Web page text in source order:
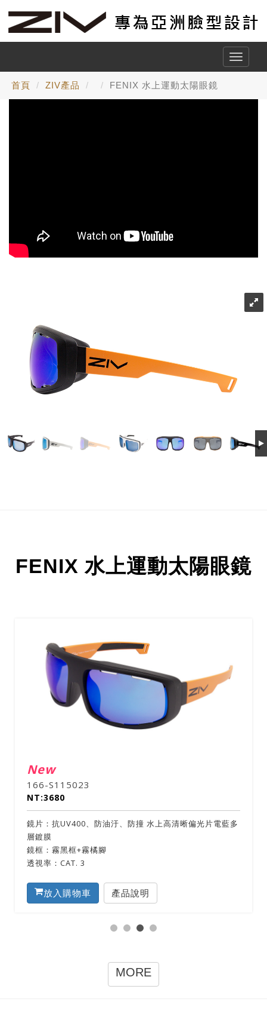
Toggle
首頁 ZIV產品 FENIX 水上運動太陽眼鏡
FENIX 水上運動太陽眼鏡
New
166-S115023
NT:3680
鏡片：抗UV400、防油汙、防撞 水上高清晰偏光片電藍多
層鍍膜
鏡框：霧黑框+霧橘腳
透視率：CAT. 3
放入購物車 產品說明
MORE